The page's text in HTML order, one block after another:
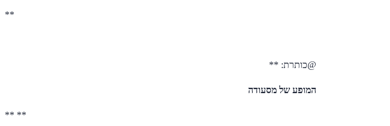
**
@כותרת: **
המופע של מסעודה
** **